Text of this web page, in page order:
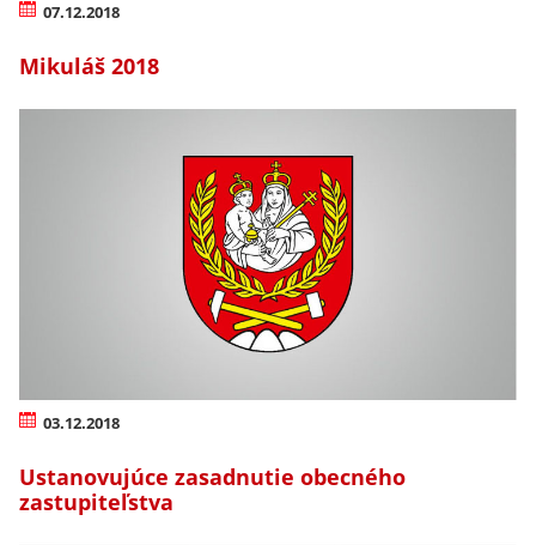
07.12.2018
Mikuláš 2018
03.12.2018
Ustanovujúce zasadnutie obecného
zastupiteľstva